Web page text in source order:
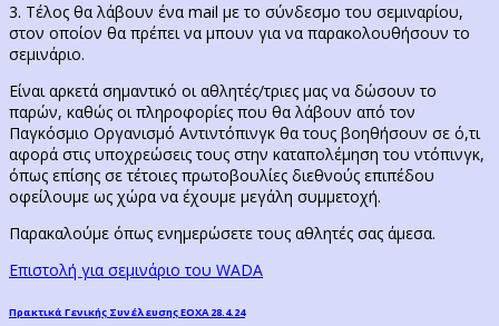
3. Τέλος θα λάβουν ένα mail με το σύνδεσμο του σεμιναρίου,
στον οποίον θα πρέπει να μπουν για να παρακολουθήσουν το
σεμινάριο.
Είναι αρκετά σημαντικό οι αθλητές/τριες μας να δώσουν το
παρών, καθώς οι πληροφορίες που θα λάβουν από τον
Παγκόσμιο Οργανισμό Αντιντόπινγκ θα τους βοηθήσουν σε ό,τι
αφορά στις υποχρεώσεις τους στην καταπολέμηση του ντόπινγκ,
όπως επίσης σε τέτοιες πρωτοβουλίες διεθνούς επιπέδου
οφείλουμε ως χώρα να έχουμε μεγάλη συμμετοχή.
Παρακαλούμε όπως ενημερώσετε τους αθλητές σας άμεσα.
Επιστολή για σεμινάριο του WADA
Post
Previous
Πρακτικά Γενικής Συνέλευσης ΕΟΧΑ 28.4.24